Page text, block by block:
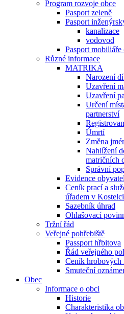
Program rozvoje obce
Pasport zeleně
Pasport
kanalizace
vodovod
Pasport
Různé informace
MATRIKA
Narození
Uzavření
Uzavření
Určení
partnerství
Úmrtí
Změna
Nahlížení
matričních
Správní
Evidence obyvatel
Ceník prací a
úřadem v Kostelci
Sazebník úhrad
Ohlašovací
Tržní řád
Veřejné pohřebiště
Passport hřbitova
Řád veřejného
Ceník hrobových
Smuteční
Obec
Informace o obci
Historie
Charakteristika